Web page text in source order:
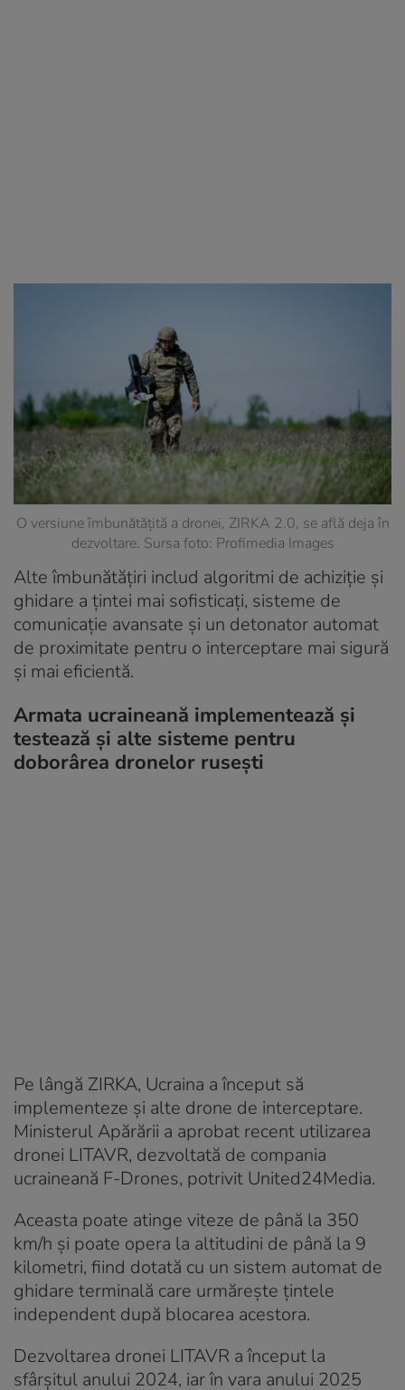
O versiune îmbunătățită a dronei, ZIRKA 2.0, se află deja în
dezvoltare. Sursa foto: Profimedia Images
Alte îmbunătățiri includ algoritmi de achiziție și
ghidare a țintei mai sofisticați, sisteme de
comunicație avansate și un detonator automat
de proximitate pentru o interceptare mai sigură
și mai eficientă.
Armata ucraineană implementează și
testează și alte sisteme pentru
doborârea dronelor rusești
Pe lângă ZIRKA, Ucraina a început să
implementeze și alte drone de interceptare.
Ministerul Apărării a aprobat recent utilizarea
dronei LITAVR, dezvoltată de compania
ucraineană F-Drones, potrivit United24Media.
Aceasta poate atinge viteze de până la 350
km/h și poate opera la altitudini de până la 9
kilometri, fiind dotată cu un sistem automat de
ghidare terminală care urmărește țintele
independent după blocarea acestora.
Dezvoltarea dronei LITAVR a început la
sfârșitul anului 2024, iar în vara anului 2025